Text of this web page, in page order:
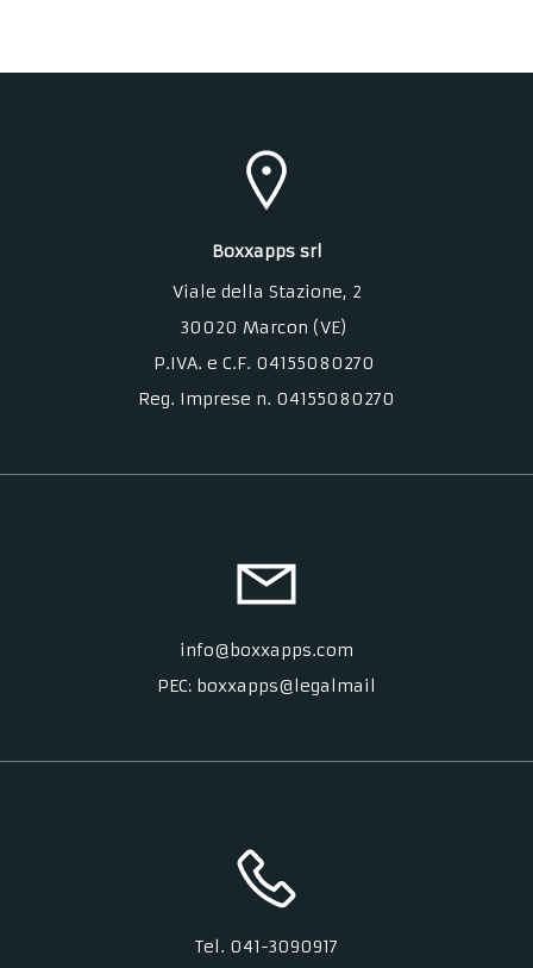
Boxxapps srl
Viale della Stazione, 2
30020 Marcon (VE)
P.IVA. e C.F. 04155080270
Reg. Imprese n. 04155080270
info@boxxapps.com
PEC: boxxapps@legalmail
Tel. 041-3090917